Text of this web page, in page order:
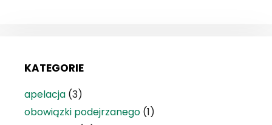
KATEGORIE
apelacja (3)
obowiązki podejrzanego (1)